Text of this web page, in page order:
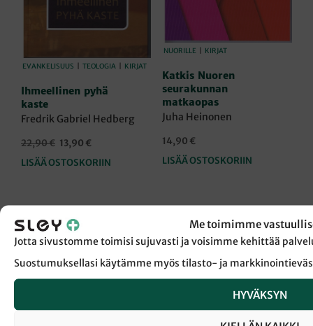
Me toimimme
Jotta sivustomme toimisi sujuvasti ja voisimme kehittää
Suostumuksellasi käytämme myös tilasto- ja
HYVÄKSYN
EVANKELISUUS TEOLOGIA KIRJAT
Ihmeellinen pyhä
kaste
Fredrik Gabriel Hedberg
22,90€ Alkuperäinen
oli:
13,90 €
on:
LISÄÄ OSTOSKORIIN
NUORILLE KIRJAT
Katkis Nuoren
seurakunnan
matkaopas
Juha Heinonen
14,90 €
LISÄÄ OSTOSKORIIN